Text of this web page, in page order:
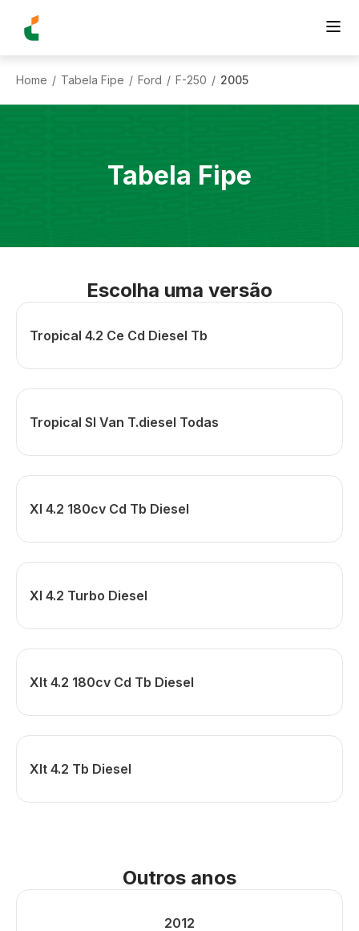
Home / Tabela Fipe / Ford / F-250 / 2005
Tabela Fipe
Escolha uma versão
Tropical 4.2 Ce Cd Diesel Tb
Tropical Sl Van T.diesel Todas
Xl 4.2 180cv Cd Tb Diesel
Xl 4.2 Turbo Diesel
Xlt 4.2 180cv Cd Tb Diesel
Xlt 4.2 Tb Diesel
Outros anos
2012